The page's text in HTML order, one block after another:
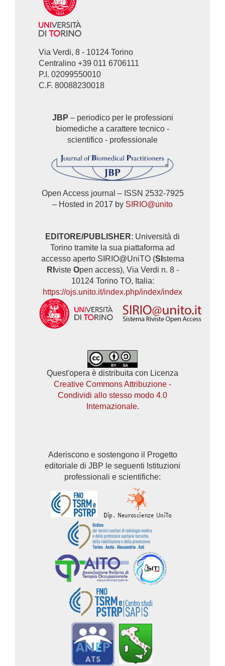
Via Verdi, 8 - 10124 Torino
Centralino +39 011 6706111
P.I. 02099550010
C.F. 80088230018
JBP – periodico per le professioni
biomediche a carattere tecnico -
scientifico - professionale
Open Access journal – ISSN 2532-7925
– Hosted in 2017 by SIRIO@unito
EDITORE/PUBLISHER: Università di
Torino tramite la sua piattaforma ad
accesso aperto SIRIO@UniTO (SI stema
RI viste Open access), Via Verdi n. 8 -
10124 Torino TO, Italia:
https://ojs.unito.it/index.php/index/index
Quest'opera è distribuita con Licenza
Creative Commons Attribuzione -
Condividi allo stesso modo 4.0
Internazionale.
Aderiscono e sostengono il Progetto
editoriale di JBP le seguenti Istituzioni
professionali e scientifiche: